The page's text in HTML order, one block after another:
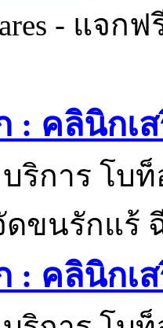
- แจก
: คลินิกเ
ริการ โบ
ขนรักแร้
: คลินิกเ